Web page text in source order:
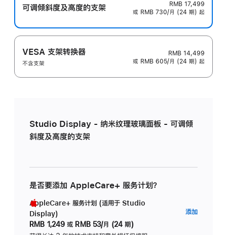
可调倾斜度及高‍度的支‍架
RMB 17,499
或 RMB 730/月 (24 期) 起
VESA 支架转换器
不含支架
RMB 14,499
或 RMB 605/月 (24 期) 起
Studio Display - 纳米纹理玻璃面板 - 可调倾
斜度及高度的支架
是否要添加 AppleCare+ 服务计划？
AppleCare+ 服务计划 (适用于 Studio
Display)
RMB 1,249 或 RMB 53/月 (24 期)
添加